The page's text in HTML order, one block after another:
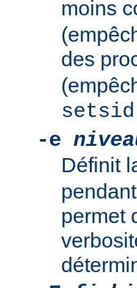
moins
des
-e
Définit
permet